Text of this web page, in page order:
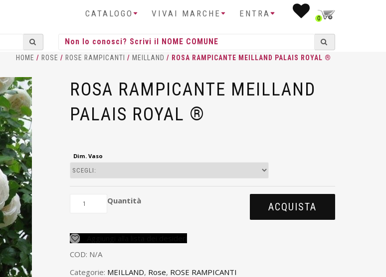
CATALOGO VIVAI MARCHE ENTRA 0
HOME / ROSE / ROSE RAMPICANTI / MEILLAND / ROSA RAMPICANTE MEILLAND PALAIS ROYAL ®
ROSA RAMPICANTE MEILLAND
PALAIS ROYAL ®
Dim. Vaso
Quantità
ACQUISTA
COD: N/A
Categorie: MEILLAND, Rose, ROSE RAMPICANTI